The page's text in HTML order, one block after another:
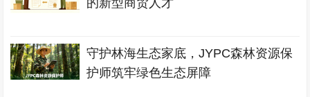
的新型商贸人才
守护林海生态家底，JYPC森林资源保
护师筑牢绿色生态屏障